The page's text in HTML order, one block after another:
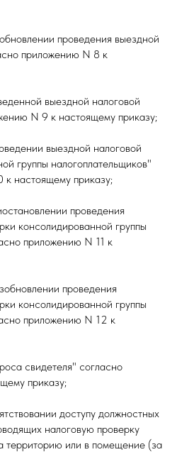
проведения выездной
приложению N 8 к
выездной налоговой
N 9 к настоящему приказу;
выездной налоговой
группы налогоплательщиков"
настоящему приказу;
проведения
консолидированной группы
приложению N 11 к
проведения
консолидированной группы
приложению N 12 к
свидетеля" согласно
приказу;
доступу должностных
налоговую проверку
территорию или в помещение (за